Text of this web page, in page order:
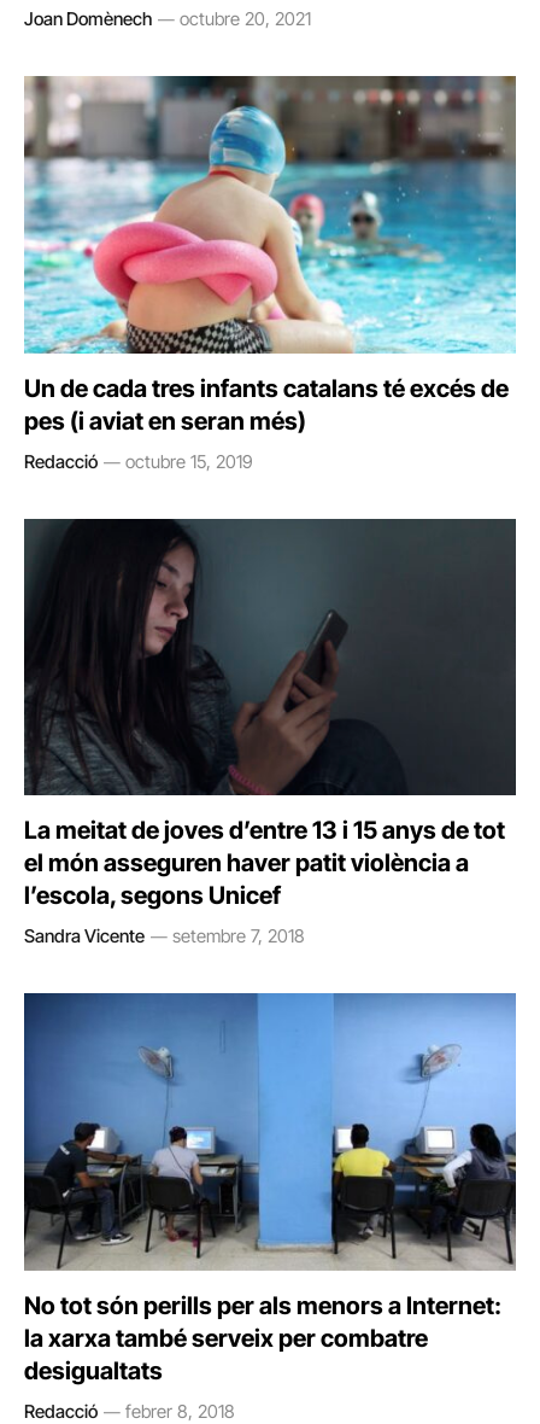
Joan Domènech octubre 20, 2021
Un de cada tres infants catalans té excés de
pes (i aviat en seran més)
Redacció octubre 15, 2019
La meitat de joves d’entre 13 i 15 anys de tot
el món asseguren haver patit violència a
l’escola, segons Unicef
Sandra Vicente setembre 7, 2018
No tot són perills per als menors a Internet:
la xarxa també serveix per combatre
desigualtats
Redacció febrer 8, 2018